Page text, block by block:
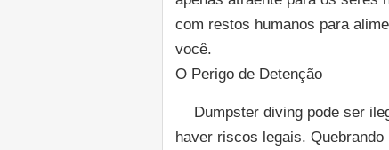
com restos humanos para
você.
O Perigo de Detenção
Dumpster diving pode ser
haver riscos legais.